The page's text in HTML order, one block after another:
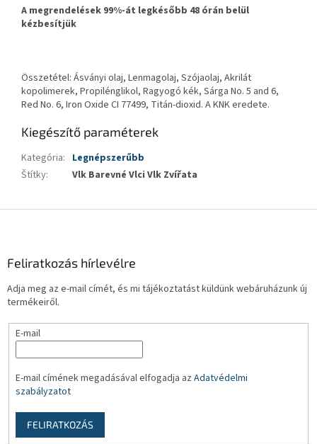
A megrendelések 99%-át legkésőbb 48 órán belül
kézbesítjük
Összetétel: Ásványi olaj, Lenmagolaj, Szójaolaj, Akrilát
kopolimerek, Propilénglikol, Ragyogó kék, Sárga No. 5 and 6,
Red No. 6, Iron Oxide CI 77499, Titán-dioxid. A KNK eredete.
Kiegészítő paraméterek
Kategória: Legnépszerűbb
Štítky: Vlk Barevné Vlci Vlk Zvířata
Feliratkozás hírlevélre
Adja meg az e-mail címét, és mi tájékoztatást küldünk webáruházunk új
termékeiről.
E-mail
E-mail címének megadásával elfogadja az Adatvédelmi
szabályzatot
FELIRATKOZÁS